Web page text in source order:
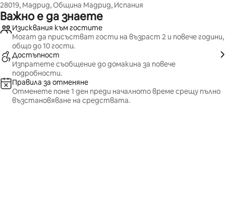
28019, Мадрид, Община Мадрид, Испания
Важно е да знаете
Изисквания към гостите
Могат да присъстват гости на възраст 2 и повече години,
общо до 10 гости.
Достъпност
Изпратете съобщение до домакина за повече
подробности.
Правила за отменяне
Отменете поне 1 ден преди началното време срещу пълно
възстановяване на средствата.